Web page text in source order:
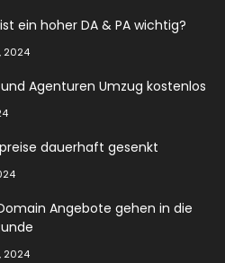
ein hoher DA & PA wichtig?
2024
und Agenturen Umzug kostenlos
dauerhaft gesenkt
Angebote gehen in die
2024